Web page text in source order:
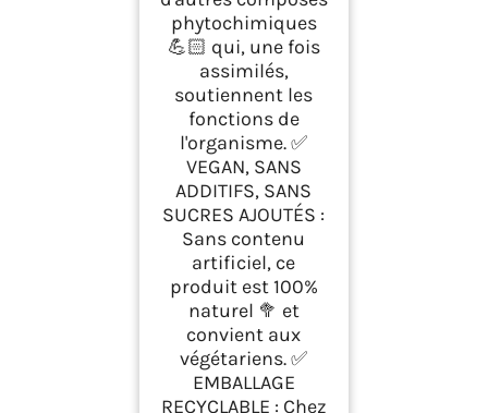
phytochimiques
💪🏻 qui, une fois
assimilés,
soutiennent les
fonctions de
l'organisme. ✅
VEGAN, SANS
ADDITIFS, SANS
SUCRES AJOUTÉS :
Sans contenu
artificiel, ce
produit est 100%
naturel 🥦 et
convient aux
végétariens. ✅
EMBALLAGE
RECYCLABLE : Chez